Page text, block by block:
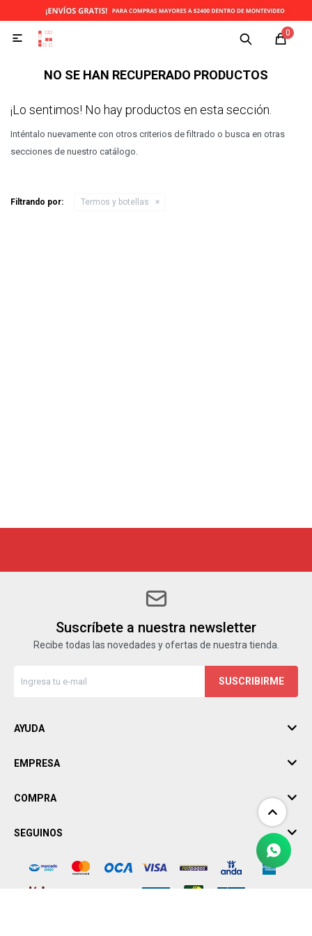
0

NO SE HAN RECUPERADO PRODUCTOS
¡Lo sentimos! No hay productos en esta sección.
Inténtalo nuevamente con otros criterios de filtrado o busca en otras
secciones de nuestro catálogo.
Filtrando por: Termos y botellas
Suscríbete a nuestra newsletter
Recibe todas las novedades y ofertas de nuestra tienda.
SUSCRIBIRME
AYUDA
EMPRESA
COMPRA
SEGUINOS